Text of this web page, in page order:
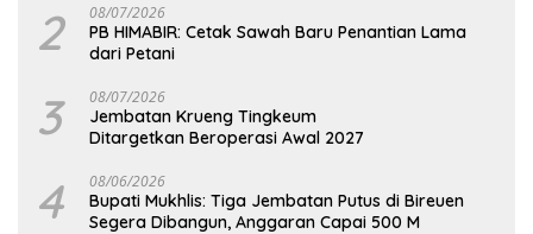
2 08/07/2026
PB HIMABIR: Cetak Sawah Baru Penantian Lama
dari Petani
3 08/07/2026
Jembatan Krueng Tingkeum
Ditargetkan Beroperasi Awal 2027
4 08/06/2026
Bupati Mukhlis: Tiga Jembatan Putus di Bireuen
Segera Dibangun, Anggaran Capai 500 M